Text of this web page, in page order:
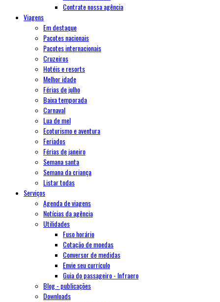
Contrate nossa agência
Viagens
Em destaque
Pacotes nacionais
Pacotes internacionais
Cruzeiros
Hotéis e resorts
Melhor idade
Férias de julho
Baixa temporada
Carnaval
Lua de mel
Ecoturismo e aventura
Feriados
Férias de janeiro
Semana santa
Semana da criança
Listar todas
Serviços
Agenda de viagens
Notícias da agência
Utilidades
Fuso horário
Cotação de moedas
Conversor de medidas
Envie seu currículo
Guia do passageiro - Infraero
Blog - publicações
Downloads